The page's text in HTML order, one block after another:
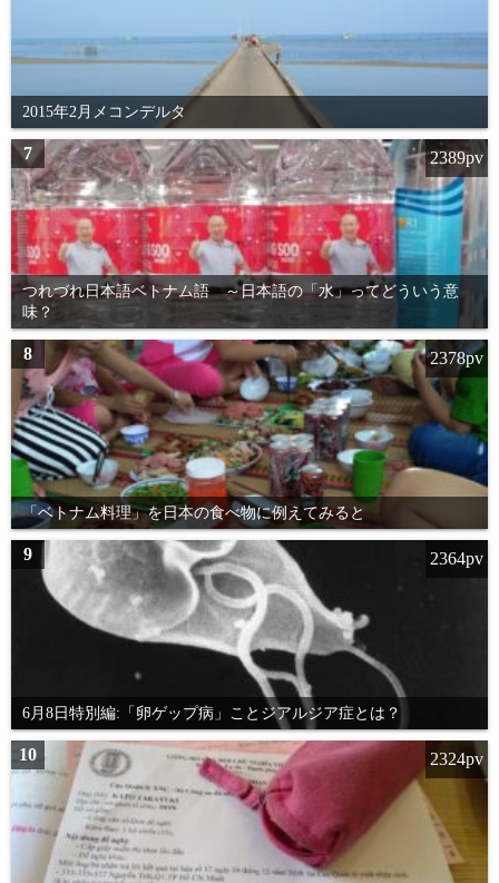
2015年2月メコンデルタ
7
つれづれ日本語ベトナム語 ～日本語の「水」ってどういう意
味？
2389pv
8
「ベトナム料理」を日本の食べ物に例えてみると
2378pv
9
6月8日特別編:「卵ゲップ病」ことジアルジア症とは？
2364pv
10 2324pv